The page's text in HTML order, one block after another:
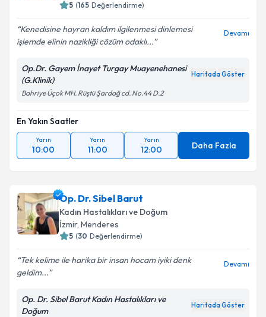
5 (165 Değerlendirme)
Kenedisine hayran kaldım ilgilenmesi dinlemesi
işlemde elinin nazikliği cözüm odaklı...
Devamı
Op.Dr. Gayem İnayet Turgay Muayenehanesi
(G.Klinik)
Haritada Göster
Bahriye Üçok MH. Rüştü Şardağ cd. No.44 D.2
En Yakın Saatler
Yarın
10:00
Yarın
11:00
Yarın
12:00 Daha Fazla
Op. Dr. Sibel Barut
Kadın Hastalıkları ve Doğum
İzmir, Menderes
5 (30 Değerlendirme)
Tek kelime ile harika bir insan hocam iyiki denk
geldim...
Devamı
Op. Dr. Sibel Barut Kadın Hastalıkları ve
Doğum
Haritada Göster